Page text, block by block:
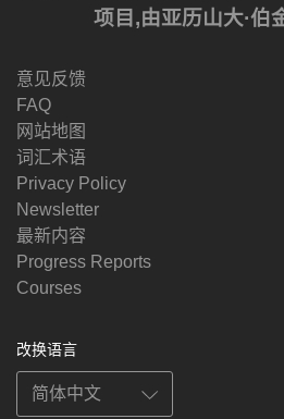
项目,由亚历山大·伯
意见反馈
FAQ
网站地图
词汇术语
Privacy Policy
Newsletter
最新内容
Progress Reports
Courses
改换语言